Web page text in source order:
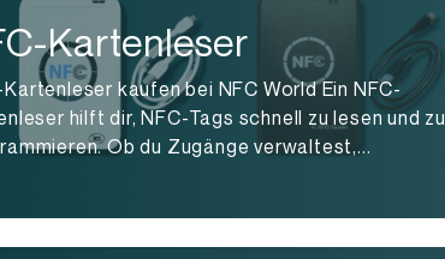
Kartenleser
kaufen bei NFC World Ein NFC-
hilft dir, NFC-Tags schnell zu lesen und zu
Ob du Zugänge verwaltest,...